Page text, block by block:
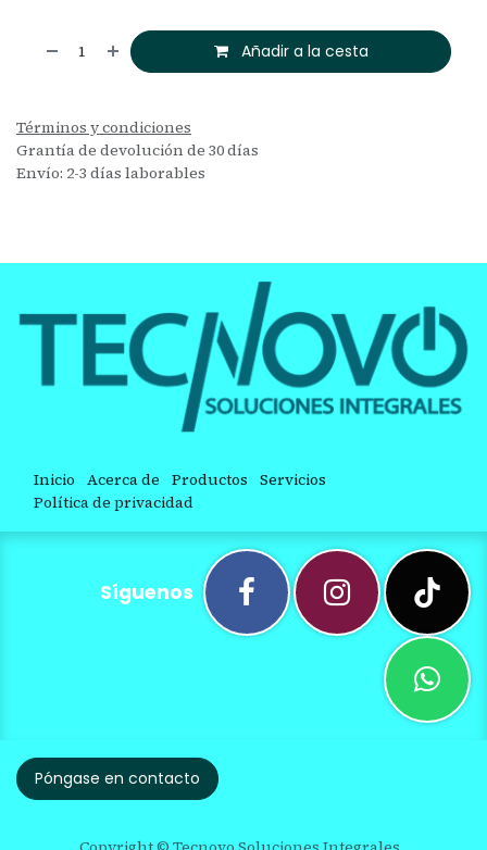
Añadir a la cesta
Términos y condiciones
Grantía de devolución de 30 días
Envío: 2-3 días laborables
Inicio Acerca de Productos Servicios
Política de privacidad
Síguenos
Póngase en contacto